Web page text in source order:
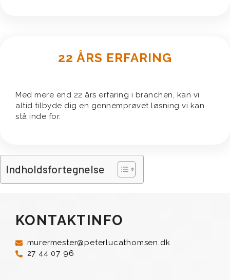
22 ÅRS ERFARING
Med mere end 22 års erfaring i branchen, kan vi
altid tilbyde dig en gennemprøvet løsning vi kan
stå inde for.
Indholdsfortegnelse
KONTAKTINFO
murermester@peterlucathomsen.dk
27 44 07 96